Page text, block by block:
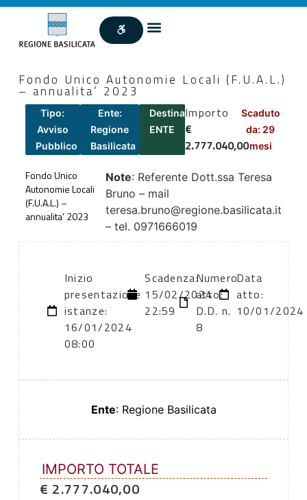
Fondo Unico Autonomie Locali (F.U.A.L.)
– annualita’ 2023
Tipo:
Avviso
Pubblico
Ente:
Regione
Basilicata
Destinatari:
ENTE
Importo
€
2.777.040,00
Scaduto
da: 29
mesi
Fondo Unico
Autonomie Locali
(F.U.A.L.) –
annualita’ 2023
Note: Referente Dott.ssa Teresa
Bruno – mail
teresa.bruno@regione.basilicata.it
– tel. 0971666019
Inizio
presentazione
istanze:
16/01/2024
08:00
Scadenza:
15/02/2024
22:59
Numero
atto:
D.D. n.
8
Data
atto:
10/01/2024
Ente: Regione Basilicata
IMPORTO TOTALE
€ 2.777.040,00